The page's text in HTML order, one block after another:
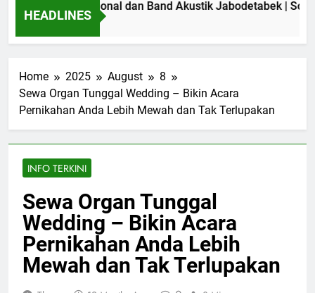
HEADLINES
Profesional dan Band Akustik Jabodetabek | Solusi
Home 2025 August
8
Sewa Organ Tunggal Wedding – Bikin Acara
Pernikahan Anda Lebih Mewah dan Tak Terlupakan
INFO TERKINI
Sewa Organ Tunggal
Wedding – Bikin Acara
Pernikahan Anda Lebih
Mewah dan Tak Terlupakan